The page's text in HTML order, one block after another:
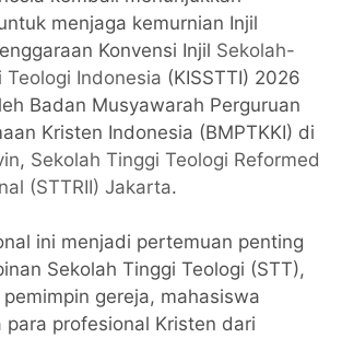
menjaga kemurnian Injil
Konvensi Injil Sekolah-
Teologi Indonesia (KISSTTI) 2026
Badan Musyawarah Perguruan
Kristen Indonesia (BMPTKKI) di
, Sekolah Tinggi Teologi Reformed
(STTRII) Jakarta.
ini menjadi pertemuan penting
Sekolah Tinggi Teologi (STT),
pemimpin gereja, mahasiswa
para profesional Kristen dari